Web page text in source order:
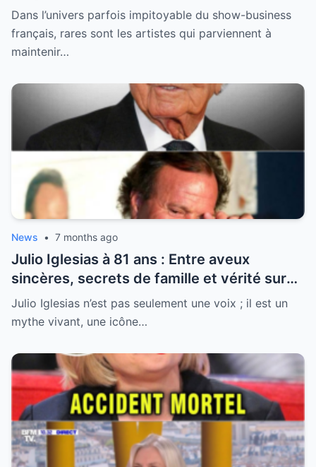
sa Vie”
Dans l’univers parfois impitoyable du show-business
français, rares sont les artistes qui parviennent à
maintenir…
News • 7 months ago
Julio Iglesias à 81 ans : Entre aveux
sincères, secrets de famille et vérité sur
sa santé, la légende se livre enfin
Julio Iglesias n’est pas seulement une voix ; il est un
mythe vivant, une icône…